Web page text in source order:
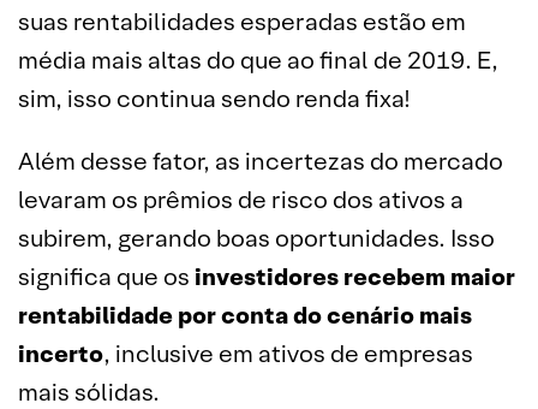
suas rentabilidades esperadas estão em
média mais altas do que ao final de 2019. E,
sim, isso continua sendo renda fixa!
Além desse fator, as incertezas do mercado
levaram os prêmios de risco dos ativos a
subirem, gerando boas oportunidades. Isso
significa que os investidores recebem maior
rentabilidade por conta do cenário mais
incerto, inclusive em ativos de empresas
mais sólidas.